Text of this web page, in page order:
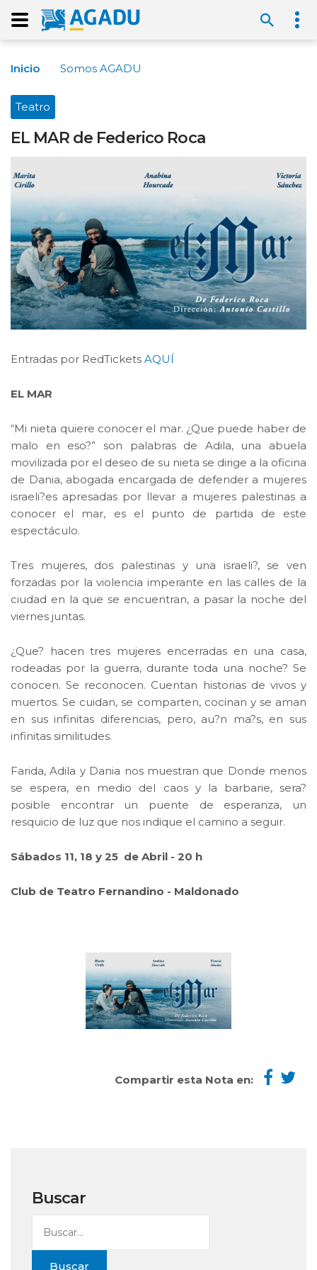
Inicio Somos AGADU
Teatro
EL MAR de Federico Roca
Entradas por RedTickets AQUÍ
EL MAR
“Mi nieta quiere conocer el mar. ¿Que puede haber de
malo en eso?” son palabras de Adila, una abuela
movilizada por el deseo de su nieta se dirige a la oficina
de Dania, abogada encargada de defender a mujeres
israeli?es apresadas por llevar a mujeres palestinas a
conocer el mar, es el punto de partida de este
espectáculo.
Tres mujeres, dos palestinas y una israeli?, se ven
forzadas por la violencia imperante en las calles de la
ciudad en la que se encuentran, a pasar la noche del
viernes juntas.
¿Que? hacen tres mujeres encerradas en una casa,
rodeadas por la guerra, durante toda una noche? Se
conocen. Se reconocen. Cuentan historias de vivos y
muertos. Se cuidan, se comparten, cocinan y se aman
en sus infinitas diferencias, pero, au?n ma?s, en sus
infinitas similitudes.
Farida, Adila y Dania nos muestran que Donde menos
se espera, en medio del caos y la barbarie, sera?
posible encontrar un puente de esperanza, un
resquicio de luz que nos indique el camino a seguir.
Sábados 11, 18 y 25 de Abril - 20 h
Club de Teatro Fernandino - Maldonado
Compartir esta Nota en:
Buscar
Buscar